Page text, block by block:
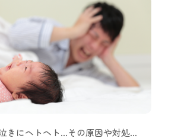
きにヘトヘト…その原因や対処…